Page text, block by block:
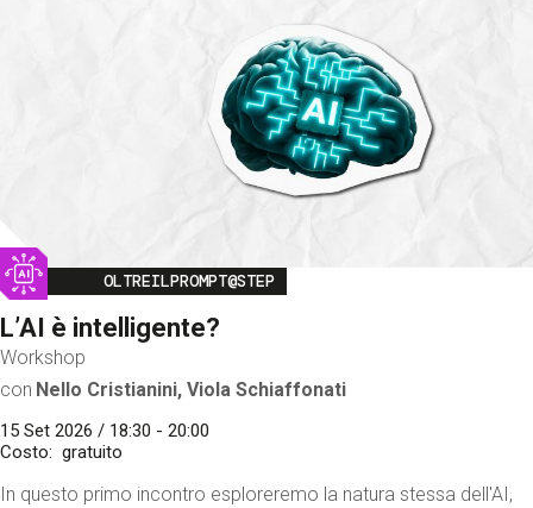
Image
OLTREILPROMPT@STEP
L’AI è intelligente?
Workshop
con Nello Cristianini, Viola Schiaffonati
15 Set 2026 / 18:30 - 20:00
Costo
gratuito
In questo primo incontro esploreremo la natura stessa dell'AI,